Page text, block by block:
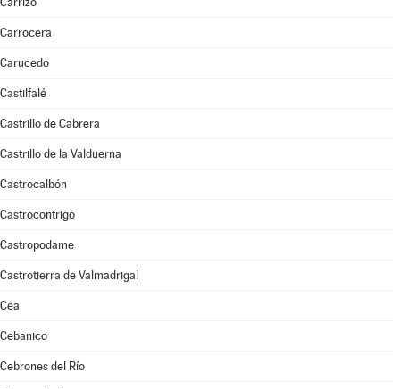
Carrocera
Carucedo
Castilfalé
Castrillo de Cabrera
Castrillo de la Valduerna
Castrocalbón
Castrocontrigo
Castropodame
Castrotierra de Valmadrigal
Cea
Cebanico
Cebrones del Río